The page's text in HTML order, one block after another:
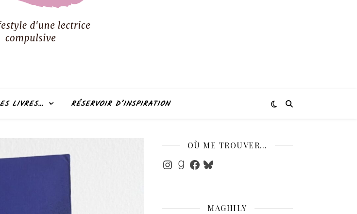
LIVRES… RÉSERVOIR D’INSPIRATION
OÙ ME TROUVER…
Instagram
Goodreads
Facebook
Bluesky
MAGHILY